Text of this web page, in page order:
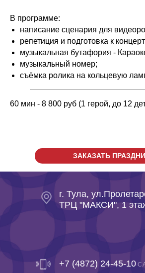
В программе:
написание сценария для
репетиция и подготовка к
музыкальная бутафория -
музыкальный номер;
съёмка ролика на кольцевую
60 мин - 8 800 руб (1 герой, до 12
ЗАКАЗАТЬ
г. Тула,
ТРЦ "МАКСИ", 1
+7 (4872) 24-45-10